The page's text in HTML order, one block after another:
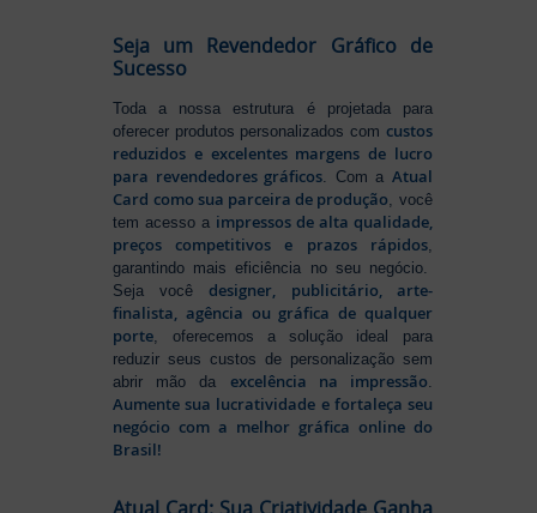
Seja um Revendedor Gráfico de
Sucesso
Toda a nossa estrutura é projetada para
oferecer produtos personalizados com custos
reduzidos e excelentes margens de lucro
para revendedores gráficos. Com a Atual
Card como sua parceira de produção, você
tem acesso a impressos de alta qualidade,
preços competitivos e prazos rápidos,
garantindo mais eficiência no seu negócio.
Seja vocêdesigner, publicitário, arte-
finalista, agência ou gráfica de qualquer
porte, oferecemos a solução ideal para
reduzir seus custos de personalização sem
abrir mão da excelência na impressão.
Aumente sua lucratividade e fortaleça seu
negócio com a melhor gráfica online do
Brasil!